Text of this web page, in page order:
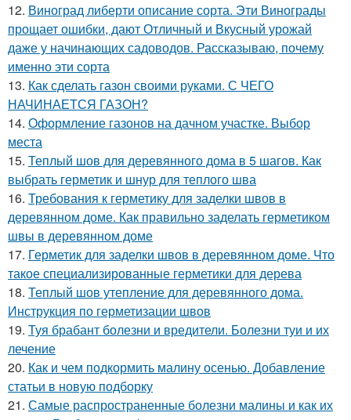
12. Виноград либерти описание сорта. Эти Винограды
прощает ошибки, дают Отличный и Вкусный урожай
даже у начинающих садоводов. Рассказываю, почему
именно эти сорта
13. Как сделать газон своими руками. С ЧЕГО
НАЧИНАЕТСЯ ГАЗОН?
14. Оформление газонов на дачном участке. Выбор
места
15. Теплый шов для деревянного дома в 5 шагов. Как
выбрать герметик и шнур для теплого шва
16. Требования к герметику для заделки швов в
деревянном доме. Как правильно заделать герметиком
швы в деревянном доме
17. Герметик для заделки швов в деревянном доме. Что
такое специализированные герметики для дерева
18. Теплый шов утепление для деревянного дома.
Инструкция по герметизации швов
19. Туя брабант болезни и вредители. Болезни туи и их
лечение
20. Как и чем подкормить малину осенью. Добавление
статьи в новую подборку
21. Самые распространенные болезни малины и как их